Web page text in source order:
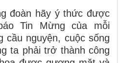
đoàn hãy ý thức được
Tin Mừng của mỗi
cầu nguyện, cuộc sống
ta phải trở thành công